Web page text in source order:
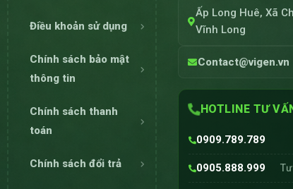
Điều khoản sử dụng
Chính sách bảo mật
thông tin
Chính sách thanh
toán
Chính sách đổi trả
Ấp Long Huê, Xã
Vĩnh Long
Contact@vigen.vn
HOTLINE TƯ
0909.789.789
0905.888.999